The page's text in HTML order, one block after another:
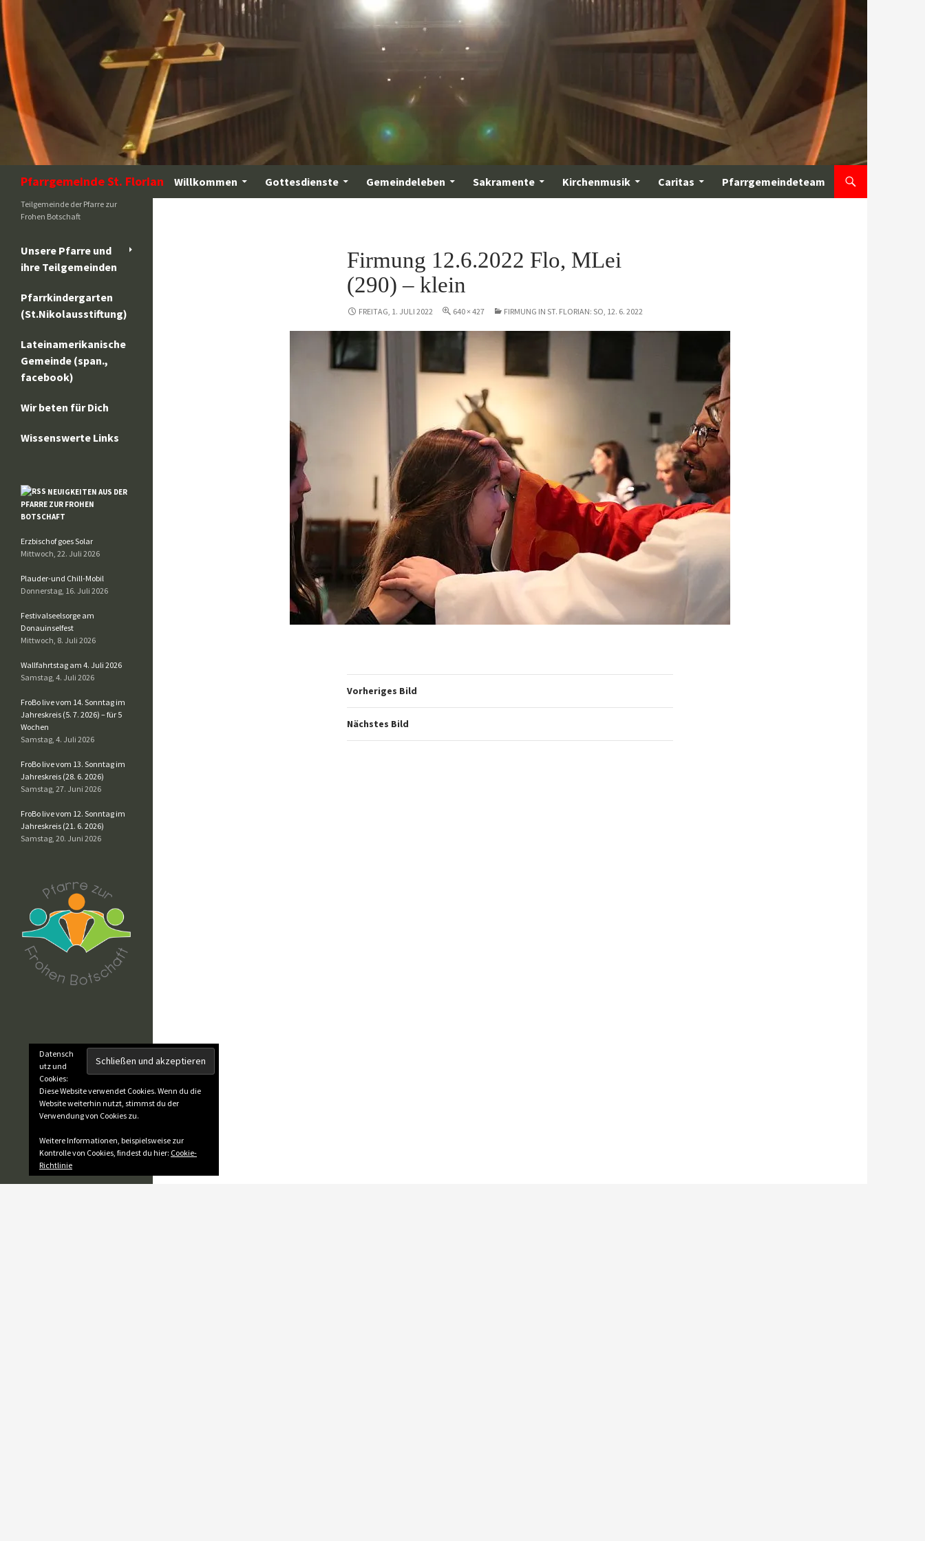
Zum
Inhalt
springen
Pfarrgemeinde St. Florian Willkommen Gottesdienste Gemeindeleben Sakramente Kirchenmusik Caritas Pfarrgemeindeteam
Firmung 12.6.2022 Flo, MLei
(290) – klein
FREITAG, 1. JULI 2022 640 × 427 FIRMUNG IN ST. FLORIAN: SO, 12. 6. 2022
Vorheriges Bild
Nächstes Bild
Teilgemeinde der Pfarre zur
Frohen Botschaft
Unsere Pfarre und
ihre Teilgemeinden
Pfarrkindergarten
(St.Nikolausstiftung)
Lateinamerikanische
Gemeinde (span.,
facebook)
Wir beten für Dich
Wissenswerte Links
NEUIGKEITEN AUS DER
PFARRE ZUR FROHEN
BOTSCHAFT
Erzbischof goes Solar
Mittwoch, 22. Juli 2026
Plauder-und Chill-Mobil
Donnerstag, 16. Juli 2026
Festivalseelsorge am
Donauinselfest
Mittwoch, 8. Juli 2026
Wallfahrtstag am 4. Juli 2026
Samstag, 4. Juli 2026
FroBo live vom 14. Sonntag im
Jahreskreis (5. 7. 2026) – für 5
Wochen
Samstag, 4. Juli 2026
FroBo live vom 13. Sonntag im
Jahreskreis (28. 6. 2026)
Samstag, 27. Juni 2026
FroBo live vom 12. Sonntag im
Jahreskreis (21. 6. 2026)
Samstag, 20. Juni 2026
Datensch
utz und
Cookies:
Diese Website verwendet Cookies. Wenn du die
Website weiterhin nutzt, stimmst du der
Verwendung von Cookies zu.
Weitere Informationen, beispielsweise zur
Kontrolle von Cookies, findest du hier: Cookie-
Richtlinie